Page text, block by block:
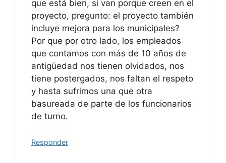
que está bien, si van porque creen en el
proyecto, pregunto: el proyecto también
incluye mejora para los municipales?
Por que por otro lado, los empleados
que contamos con más de 10 años de
antigüedad nos tienen olvidados, nos
tiene postergados, nos faltan el respeto
y hasta sufrimos una que otra
basureada de parte de los funcionarios
de turno.
Responder